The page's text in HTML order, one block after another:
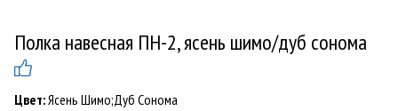
Полка навесная ПН-2, ясень шимо/дуб сонома
Цвет:Ясень Шимо;Дуб Сонома